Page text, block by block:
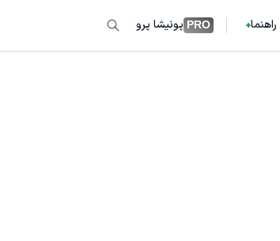
راهنما PRO پونیشا پرو